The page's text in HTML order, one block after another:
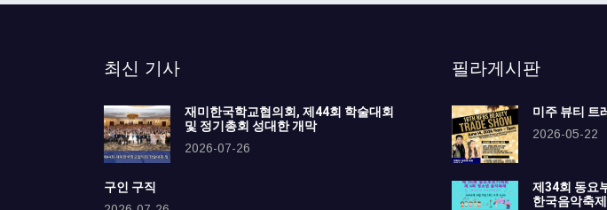
최신 기사
재미한국학교협의회, 제44회 학술대회
및 정기총회 성대한 개막
2026-07-26
구인 구직
필라게시판
미주 뷰티 트
2026-05-22
제34회 동요
한국음악축제